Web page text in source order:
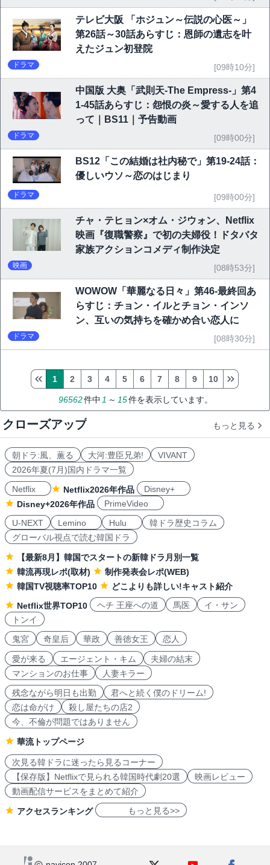
テレビ大阪 「ホジュン～伝説の心医～」
第26話～30話あらすじ：恩師の遺志を叶
えたジュン初登院
ドラマ [09時10分]
中国版 大奥「武則天-The Empress-」第4
1-45話あらすじ：怨恨の炎～愛する人を追
って｜BS11｜予告動画
ドラマ [09時00分]
BS12「この結婚は社内秘で」第19-24話：
優しいウソ～恋のはじまり
ドラマ [09時00分]
チャ・テヒョン×オム・ジウォン、Netflix
映画『復職警察』で初の夫婦役！ドタバタ
家族アクションコメディ制作決定
映画 [08時53分]
WOWOW「華麗なる日々」第46-最終回あ
らすじ：チョン・イルとチョン・インソ
ン、互いの気持ちを確かめ合い恋人に
ドラマ [08時30分]
96562件中 1 ～ 15件を表示しています。
1 2 3 4 5 6 7 8 9 10
クローズアップ もっと見る
朝ドラ:風、薫る 大河:豊臣兄弟!
VIVANT
2026年夏(7月)国内ドラマ一覧
Netflix
Netflix2026年作品
Disney+
Disney+2026年作品
PrimeVideo
U-NEXT
Lemino Hulu
韓ドラ歴史コラム
グローバル視点で読む韓国ドラ
【最新8月】韓国でスタートの新韓ドラ月別一覧
韓流再現レポ(取材)
制作発表会レポ(WEB)
韓国TV視聴率TOP10
どこよりも詳しい!キャスト紹介
Netflix世界TOP10
ヘチ 王座への道 馬医
イ・サン
トンイ
鬼宮
奇皇后 華政 善徳女王 恋人
愛が来る エージェント・キム
夫婦の結末
マンションのお仕事
人妻キラー
残念ながら明日も出勤
君へと続く僕のドリーム!
恋は命がけ
殺し屋たちの店2
今、不倫が問題ではありません
華流トップページ
次見る韓ドラに迷ったら見るコーナー
【保存版】Netflixで見られる韓国時代劇20選
映画レビュー
動画配信サービスをまとめて紹介
アクセスランキング もっと見る>>